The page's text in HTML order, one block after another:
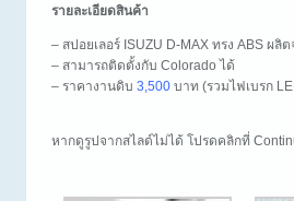
รายละเอียดสินค้า
– สปอยเลอร์ ISUZU D-MAX ทรง ABS ผลิ
– สามารถติดตั้งกับ Colorado ได้
– ราคางานดิบ 3,500 บาท (รวมไฟเบรก
หากดูรูปจากสไลด์ไม่ได้ โปรดคลิกที่